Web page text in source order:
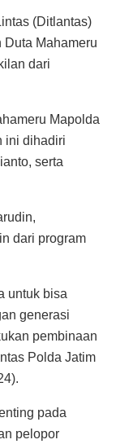
(Ditlantas)
Duta Mahameru
dari
Mapolda
ini dihadiri
serta
dari program
untuk bisa
generasi
pembinaan
Polda Jatim
pada
pelopor